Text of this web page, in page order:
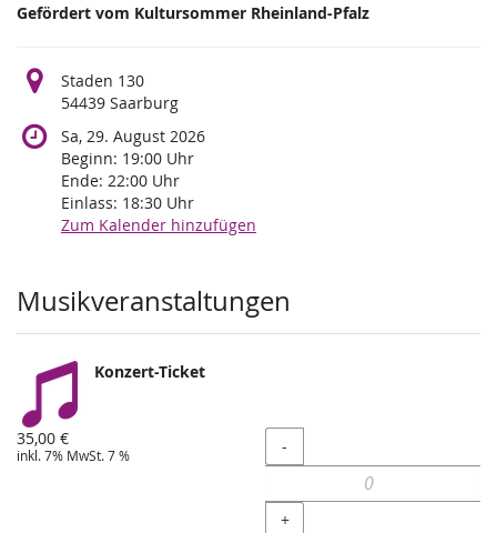
Gefördert vom Kultursommer Rheinland-Pfalz
Staden 130
54439 Saarburg
Sa, 29. August 2026
Beginn: 19:00 Uhr
Ende: 22:00 Uhr
Einlass: 18:30 Uhr
Zum Kalender hinzufügen
Produkte
Musikveranstaltungen
Konzert-Ticket
35,00 €
inkl. 7% MwSt. 7 % Menge
-
+